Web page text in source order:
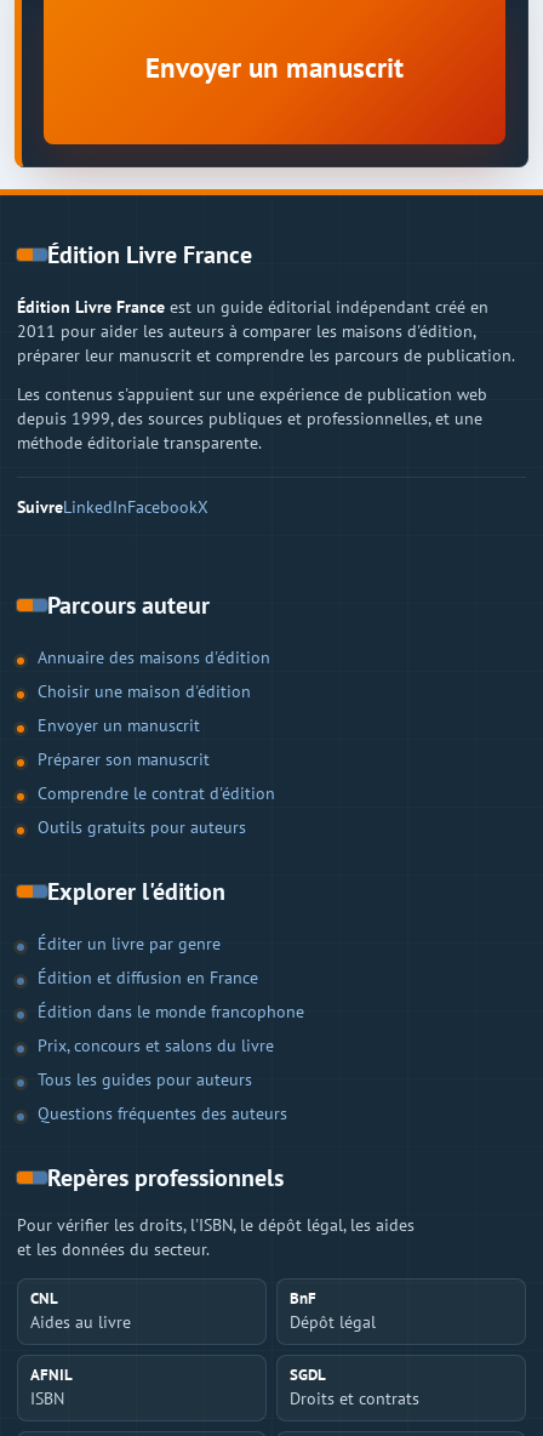
Envoyer un manuscrit
Édition Livre France
Édition Livre France est un guide éditorial indépendant créé en
2011 pour aider les auteurs à comparer les maisons d'édition,
préparer leur manuscrit et comprendre les parcours de publication.
Les contenus s'appuient sur une expérience de publication web
depuis 1999, des sources publiques et professionnelles, et une
méthode éditoriale transparente.
SuivreLinkedInFacebookX
Parcours auteur
Annuaire des maisons d'édition
Choisir une maison d'édition
Envoyer un manuscrit
Préparer son manuscrit
Comprendre le contrat d'édition
Outils gratuits pour auteurs
Explorer l'édition
Éditer un livre par genre
Édition et diffusion en France
Édition dans le monde francophone
Prix, concours et salons du livre
Tous les guides pour auteurs
Questions fréquentes des auteurs
Repères professionnels
Pour vérifier les droits, l'ISBN, le dépôt légal, les aides
et les données du secteur.
CNL
Aides au livre
BnF
Dépôt légal
AFNIL
ISBN
SGDL
Droits et contrats